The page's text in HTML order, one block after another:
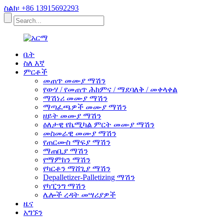
ስልክ፡ +86 13915692293
ቤት
ስለ እኛ
ምርቶች
መጠጥ መሙያ ማሽን
የውሃ / የመጠጥ ሕክምና / ማደባለቅ / መቀላቀል
ማሽነሪ መሙያ ማሽን
ማጣፈጫዎች መሙያ ማሽን
ዘይት መሙያ ማሽን
ዕለታዊ የኬሚካል ምርት መሙያ ማሽን
መስመራዊ መሙያ ማሽን
የጠርሙስ ማፍያ ማሽን
ማጠቢያ ማሽን
የማምከን ማሽን
የካርቶን ማሸጊያ ማሽን
Depalletizer-Palletizing ማሽን
የካፒንግ ማሽን
ሌሎች ረዳት መሣሪያዎች
ዜና
አግኙን